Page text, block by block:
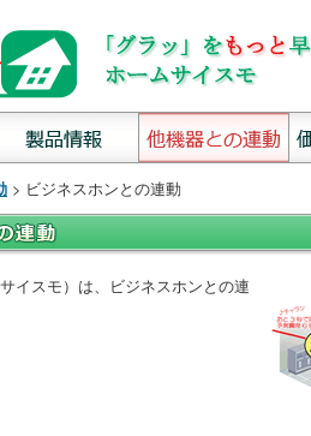
> ビジネスホンとの連動
イスモ）は、ビジネスホンとの連